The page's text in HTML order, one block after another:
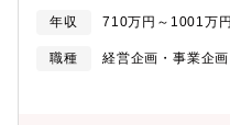
集積されたデータの分析と活
ESGと財務施策とを両立する
用、各種財務フィージビリ
ます。直近は業務支援サービ
SaaS、BPO、AI関連）が伸
えています。また、さらなる
からは税理士ドットコム事業
年収 710万円～1001万円
職種
経営企画・事業企画